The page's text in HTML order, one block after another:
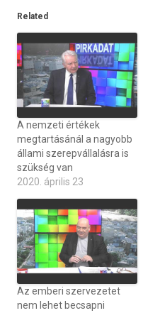
Related
A nemzeti értékek
megtartásánál a nagyobb
állami szerepvállalásra is
szükség van
2020. április 23
Az emberi szervezetet
nem lehet becsapni